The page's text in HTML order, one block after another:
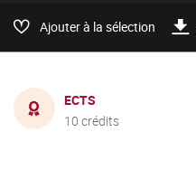
Ajouter à la sélection
ECTS
10 crédits